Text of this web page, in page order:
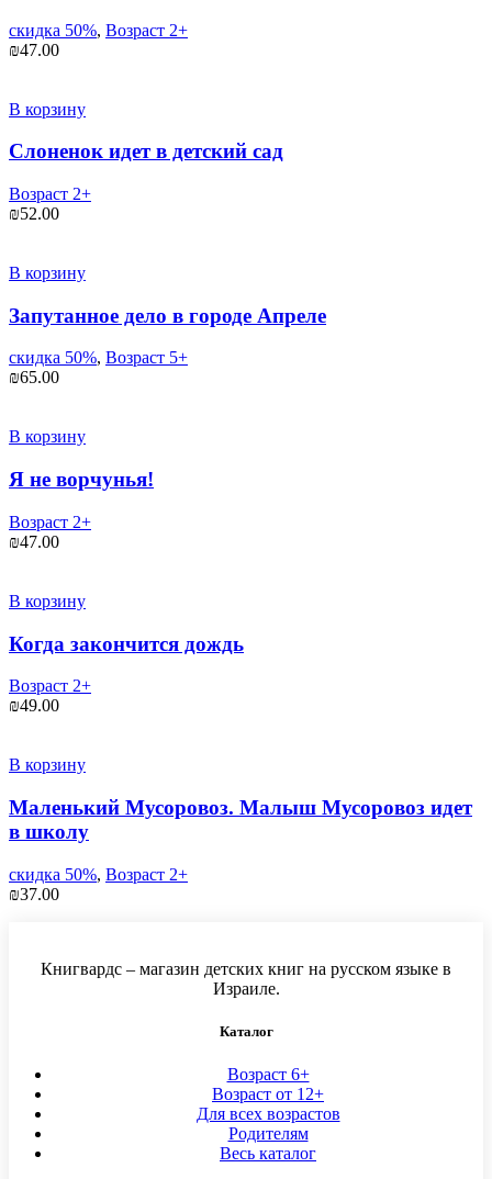
скидка 50%, Возраст 2+
₪47.00
В корзину
Слоненок идет в детский сад
Возраст 2+
₪52.00
В корзину
Запутанное дело в городе Апреле
скидка 50%, Возраст 5+
₪65.00
В корзину
Я не ворчунья!
Возраст 2+
₪47.00
В корзину
Когда закончится дождь
Возраст 2+
₪49.00
В корзину
Маленький Мусоровоз. Малыш Мусоровоз идет
в школу
скидка 50%, Возраст 2+
₪37.00
Книгвардс – магазин детских книг на русском языке в
Израиле.
Каталог
Возраст 6+
Возраст от 12+
Для всех возрастов
Родителям
Весь каталог